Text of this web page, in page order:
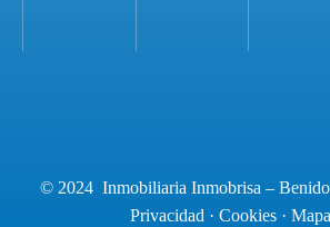
© 2024 Inmobiliaria Inmobrisa –
Privacidad · Cookies ·